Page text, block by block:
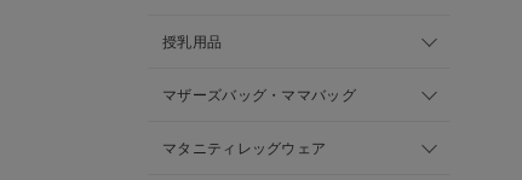
授乳用品
マザーズバッグ・ママバッグ
マタニティレッグウェア